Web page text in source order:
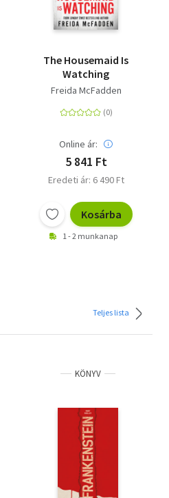
The Housemaid Is
Watching
Freida McFadden
Online ár:
5 841 Ft
Eredeti ár: 6 490 Ft
Kosárba
1 - 2 munkanap
Teljes lista
KÖNYV